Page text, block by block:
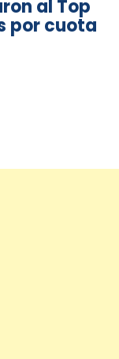
al Top
por cuota